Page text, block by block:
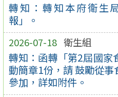
轉知：轉知本府衛生
報」。
2026-07-18 衛生組
轉知：函轉「第2屆國家
動簡章1份，請 鼓勵從
參加，詳如附件。